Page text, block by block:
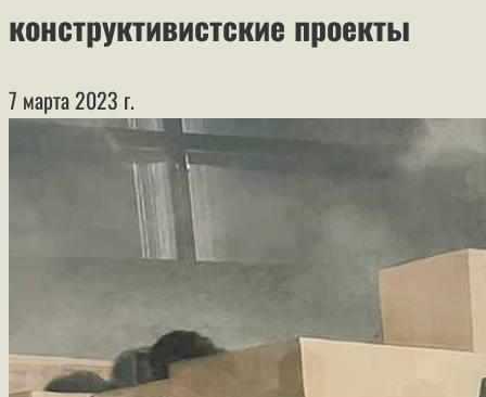
конструктивистские проекты
7 марта 2023 г.